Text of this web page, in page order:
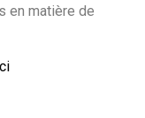
en matière de